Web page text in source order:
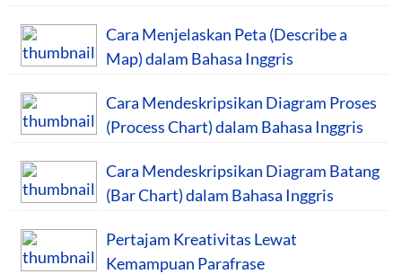
Cara Menjelaskan Peta (Describe a
Map) dalam Bahasa Inggris
Cara Mendeskripsikan Diagram Proses
(Process Chart) dalam Bahasa Inggris
Cara Mendeskripsikan Diagram Batang
(Bar Chart) dalam Bahasa Inggris
Pertajam Kreativitas Lewat
Kemampuan Parafrase